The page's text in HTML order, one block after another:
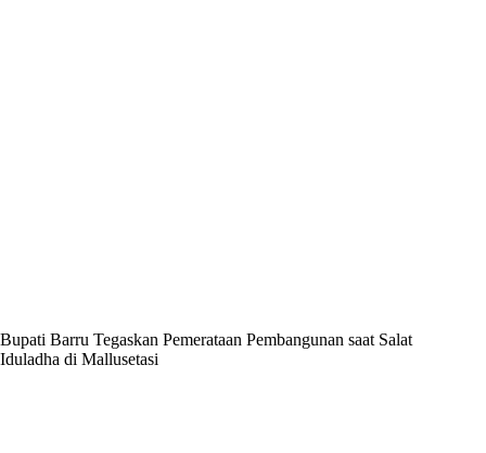
Bupati Barru Tegaskan Pemerataan Pembangunan saat Salat
Iduladha di Mallusetasi